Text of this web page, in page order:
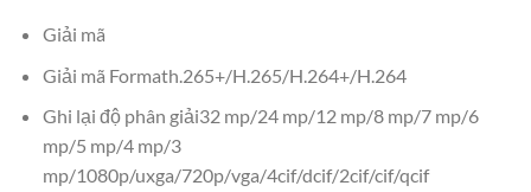
Giải mã
Giải mã Formath.265+/H.265/H.264+/H.264
Ghi lại độ phân giải32 mp/24 mp/12 mp/8 mp/7 mp/6
mp/5 mp/4 mp/3
mp/1080p/uxga/720p/vga/4cif/dcif/2cif/cif/qcif